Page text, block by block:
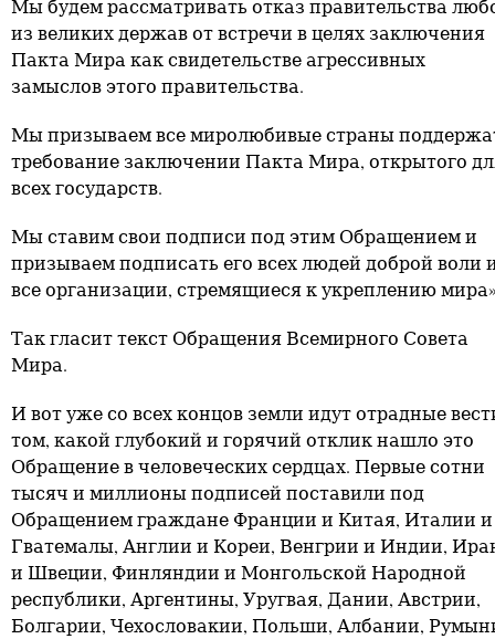
Мы будем рассматривать отказ правительства
из великих держав от встречи в целях заключения
Пакта Мира как свидетельстве агрессивных
замыслов этого правительства.
Мы призываем все миролюбивые страны
требование заключении Пакта Мира, открытого
всех государств.
Мы ставим свои подписи под этим Обращением и
призываем подписать его всех людей доброй воли
все организации, стремящиеся к укреплению
Так гласит текст Обращения Всемирного Совета
Мира.
И вот уже со всех концов земли идут отрадные
том, какой глубокий и горячий отклик нашло это
Обращение в человеческих сердцах. Первые сотни
тысяч и миллионы подписей поставили под
Обращением граждане Франции и Китая, Италии и
Гватемалы, Англии и Кореи, Венгрии и Индии,
и Швеции, Финляндии и Монгольской Народной
республики, Аргентины, Уругвая, Дании, Австрии,
Болгарии, Чехословакии, Польши, Албании,